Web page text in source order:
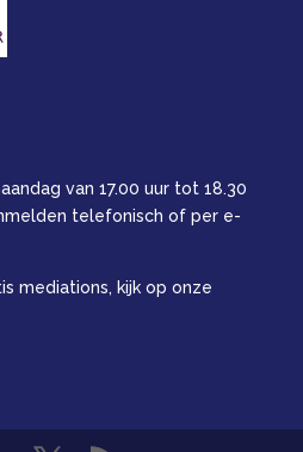
van 17.00 uur tot 18.30
telefonisch of per e-
mediations, kijk op onze